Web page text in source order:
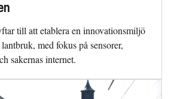
till att etablera en innovationsmiljö
med fokus på sensorer,
sakernas internet.